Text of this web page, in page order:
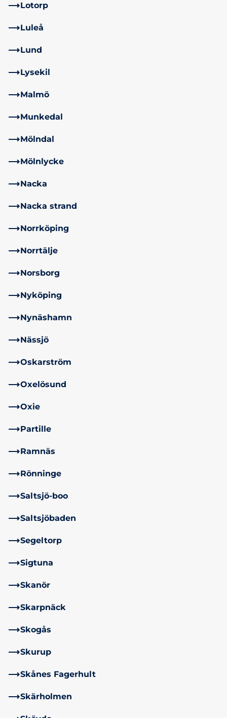
Lotorp
Luleå
Lund
Lysekil
Malmö
Munkedal
Mölndal
Mölnlycke
Nacka
Nacka strand
Norrköping
Norrtälje
Norsborg
Nyköping
Nynäshamn
Nässjö
Oskarström
Oxelösund
Oxie
Partille
Ramnäs
Rönninge
Saltsjö-boo
Saltsjöbaden
Segeltorp
Sigtuna
Skanör
Skarpnäck
Skogås
Skurup
Skånes Fagerhult
Skärholmen